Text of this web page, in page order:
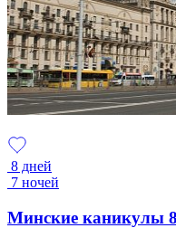
8 дней
7 ночей
Минские каникулы